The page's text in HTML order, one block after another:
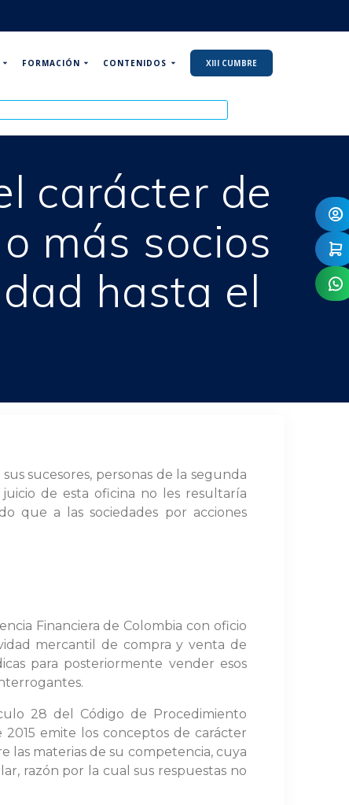
FORMACIÓN CONTENIDOS XIII CUMBRE
carácter de
más socios
hasta el
sucesores, personas de la segunda
de esta oficina no les resultaría
que a las sociedades por acciones
Financiera de Colombia con oficio
mercantil de compra y venta de
para posteriormente vender esos
28 del Código de Procedimiento
emite los conceptos de carácter
las materias de su competencia, cuya
razón por la cual sus respuestas no